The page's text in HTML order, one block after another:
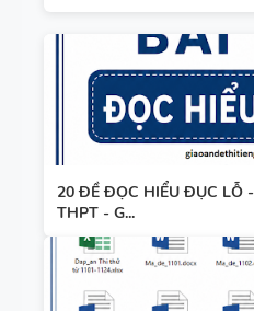
20 ĐỀ ĐỌC HIỂU ĐỤC LỖ
THPT - G...